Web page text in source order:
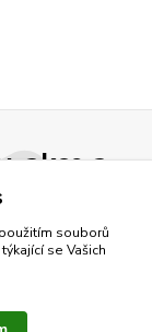
akce a
newsletteru.
souborů
se Vašich